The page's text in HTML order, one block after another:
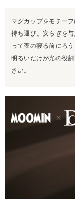
マグカップをモチー
持ち運び、安らぎを
って夜の寝る前にろ
明るいだけが光の役
さい。